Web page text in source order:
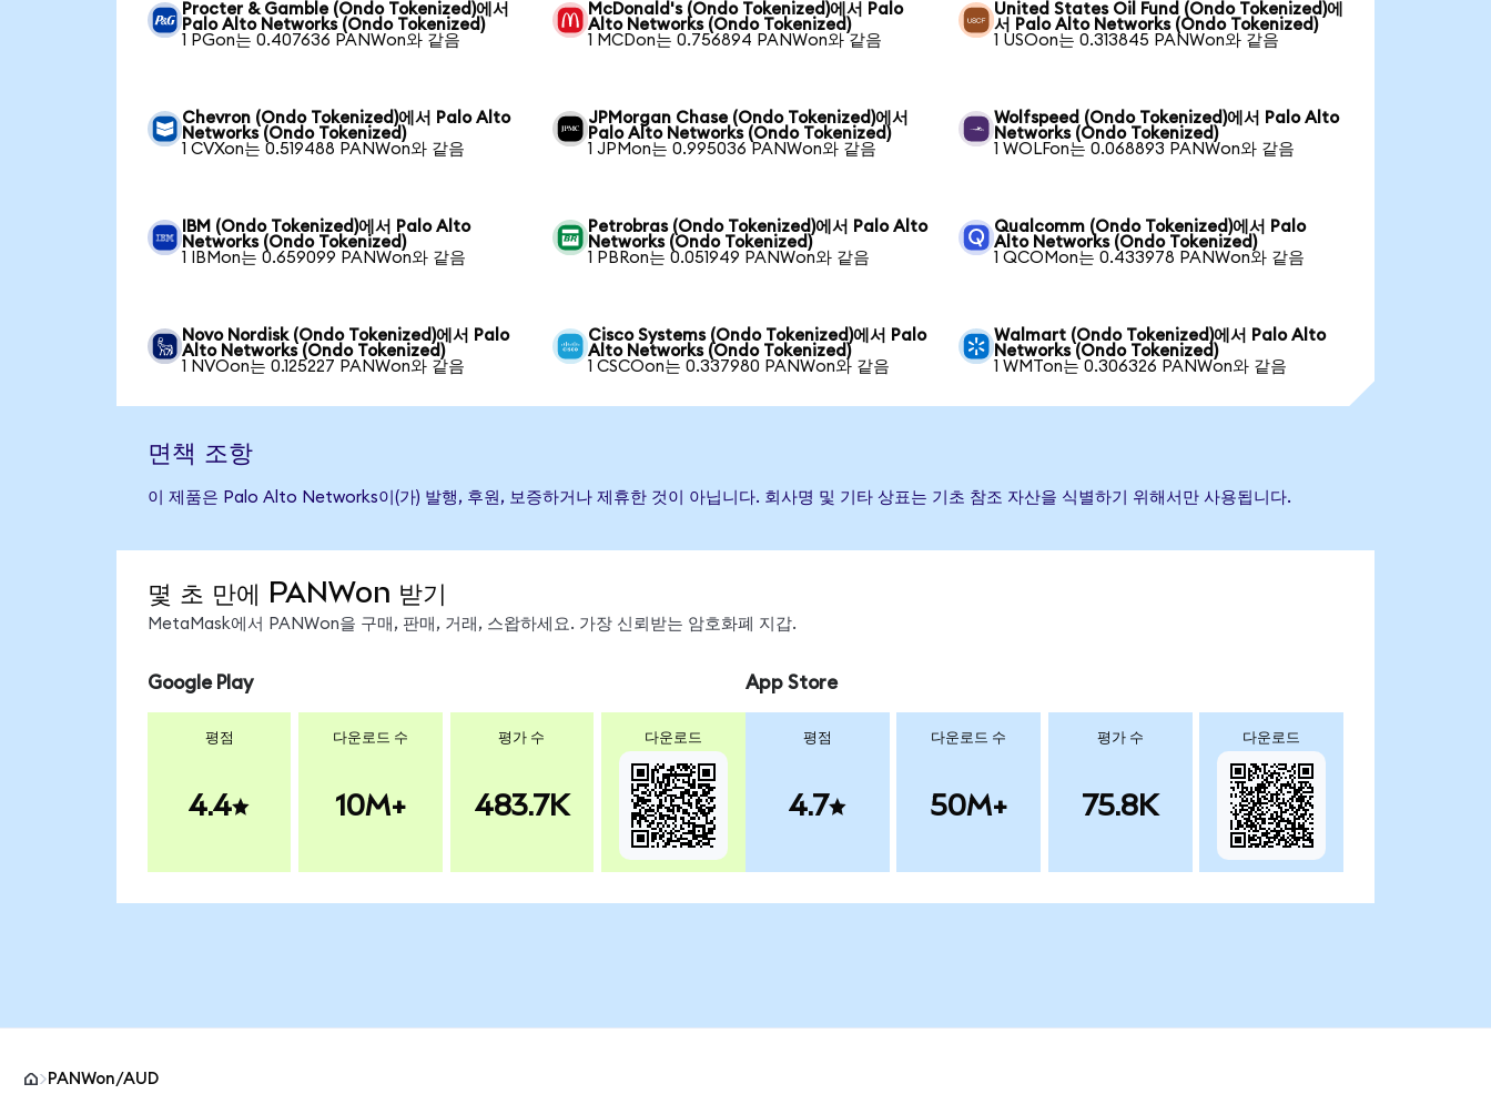
Procter & Gamble (Ondo Tokenized)에서
Palo Alto Networks (Ondo Tokenized)
1 PGon는 0.407636 PANWon와 같음
McDonald's (Ondo Tokenized)에서 Palo
Alto Networks (Ondo Tokenized)
1 MCDon는 0.756894 PANWon와 같음
United States Oil Fund (Ondo Tokenized)에
서 Palo Alto Networks (Ondo Tokenized)
1 USOon는 0.313845 PANWon와 같음
Chevron (Ondo Tokenized)에서 Palo Alto
Networks (Ondo Tokenized)
1 CVXon는 0.519488 PANWon와 같음
JPMorgan Chase (Ondo Tokenized)에서
Palo Alto Networks (Ondo Tokenized)
1 JPMon는 0.995036 PANWon와 같음
Wolfspeed (Ondo Tokenized)에서 Palo Alto
Networks (Ondo Tokenized)
1 WOLFon는 0.068893 PANWon와 같음
IBM (Ondo Tokenized)에서 Palo Alto
Networks (Ondo Tokenized)
1 IBMon는 0.659099 PANWon와 같음
Petrobras (Ondo Tokenized)에서 Palo Alto
Networks (Ondo Tokenized)
1 PBRon는 0.051949 PANWon와 같음
Qualcomm (Ondo Tokenized)에서 Palo
Alto Networks (Ondo Tokenized)
1 QCOMon는 0.433978 PANWon와 같음
Novo Nordisk (Ondo Tokenized)에서 Palo
Alto Networks (Ondo Tokenized)
1 NVOon는 0.125227 PANWon와 같음
Cisco Systems (Ondo Tokenized)에서 Palo
Alto Networks (Ondo Tokenized)
1 CSCOon는 0.337980 PANWon와 같음
Walmart (Ondo Tokenized)에서 Palo Alto
Networks (Ondo Tokenized)
1 WMTon는 0.306326 PANWon와 같음
면책 조항
이 제품은 Palo Alto Networks이(가) 발행, 후원, 보증하거나 제휴한 것이 아닙니다. 회사명 및 기타 상표는 기초 참조 자산을 식별하기 위해서만 사용됩니다.
몇 초 만에 PANWon 받기
MetaMask에서 PANWon을 구매, 판매, 거래, 스왑하세요. 가장 신뢰받는 암호화폐 지갑.
Google Play
평점
4.4
다운로드 수
10M+
평가 수
483.7K
다운로드
App Store
평점
4.7
다운로드 수
50M+
평가 수
75.8K
다운로드
PANWon/AUD